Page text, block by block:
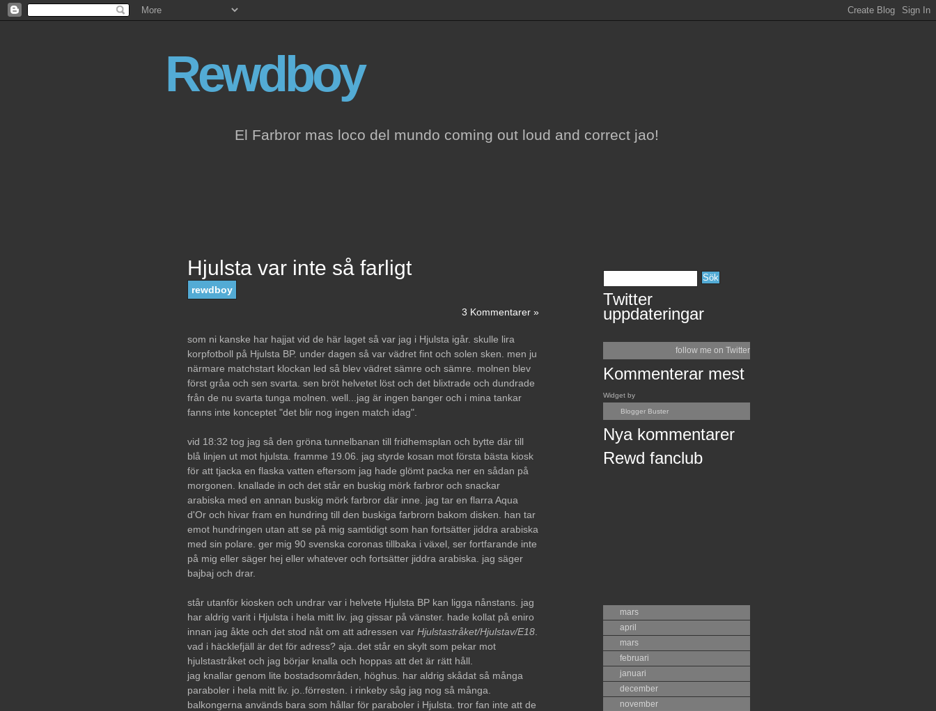
Rewdboy
El Farbror mas loco del mundo coming out loud and correct jao!
Hjulsta var inte så farligt
rewdboy
3 Kommentarer »
som ni kanske har hajjat vid de här laget så var jag i Hjulsta igår. skulle lira
korpfotboll på Hjulsta BP. under dagen så var vädret fint och solen sken. men ju
närmare matchstart klockan led så blev vädret sämre och sämre. molnen blev
först gråa och sen svarta. sen bröt helvetet löst och det blixtrade och dundrade
från de nu svarta tunga molnen. well...jag är ingen banger och i mina tankar
fanns inte konceptet "det blir nog ingen match idag".
vid 18:32 tog jag så den gröna tunnelbanan till fridhemsplan och bytte där till
blå linjen ut mot hjulsta. framme 19.06. jag styrde kosan mot första bästa kiosk
för att tjacka en flaska vatten eftersom jag hade glömt packa ner en sådan på
morgonen. knallade in och det står en buskig mörk farbror och snackar
arabiska med en annan buskig mörk farbror där inne. jag tar en flarra Aqua
d'Or och hivar fram en hundring till den buskiga farbrorn bakom disken. han tar
emot hundringen utan att se på mig samtidigt som han fortsätter jiddra arabiska
med sin polare. ger mig 90 svenska coronas tillbaka i växel, ser fortfarande inte
på mig eller säger hej eller whatever och fortsätter jiddra arabiska. jag säger
bajbaj och drar.
står utanför kiosken och undrar var i helvete Hjulsta BP kan ligga nånstans. jag
har aldrig varit i Hjulsta i hela mitt liv. jag gissar på vänster. hade kollat på eniro
innan jag åkte och det stod nåt om att adressen var Hjulstastråket/Hjulstav/E18.
vad i häcklefjäll är det för adress? aja..det står en skylt som pekar mot
hjulstastråket och jag börjar knalla och hoppas att det är rätt håll.
jag knallar genom lite bostadsområden, höghus. har aldrig skådat så många
paraboler i hela mitt liv. jo..förresten. i rinkeby såg jag nog så många.
balkongerna används bara som hållar för paraboler i Hjulsta. tror fan inte att de
Twitter
uppdateringar
follow me on Twitter
Kommenterar mest
Widget by
Blogger Buster
Nya kommentarer
Rewd fanclub
mars
april
mars
februari
januari
december
november